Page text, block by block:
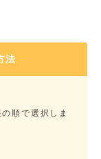
法
順で選択しま